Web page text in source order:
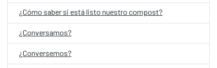
¿Cómo saber si está listo nuestro compost?
¿Conversamos?
¿Conversemos?